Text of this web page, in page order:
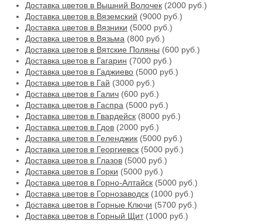
Доставка цветов в Вышний Волочек (2000 руб.)
Доставка цветов в Вяземский (9000 руб.)
Доставка цветов в Вязники (5000 руб.)
Доставка цветов в Вязьма (800 руб.)
Доставка цветов в Вятские Поляны (600 руб.)
Доставка цветов в Гагарин (7000 руб.)
Доставка цветов в Гаджиево (5000 руб.)
Доставка цветов в Гай (3000 руб.)
Доставка цветов в Галич (600 руб.)
Доставка цветов в Гаспра (5000 руб.)
Доставка цветов в Гвардейск (8000 руб.)
Доставка цветов в Гдов (2000 руб.)
Доставка цветов в Геленджик (5000 руб.)
Доставка цветов в Георгиевск (5000 руб.)
Доставка цветов в Глазов (5000 руб.)
Доставка цветов в Горки (5000 руб.)
Доставка цветов в Горно-Алтайск (5000 руб.)
Доставка цветов в Горнозаводск (1000 руб.)
Доставка цветов в Горные Ключи (5700 руб.)
Доставка цветов в Горный Щит(1000 руб.)